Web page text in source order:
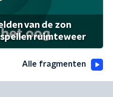
van de zon
ruimteweer
Alle fragmenten